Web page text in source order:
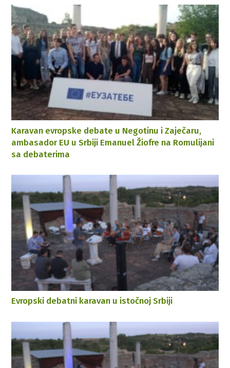
Karavan evropske debate u Negotinu i Zaječaru,
ambasador EU u Srbiji Emanuel Žiofre na Romulijani
sa debaterima
Evropski debatni karavan u istočnoj Srbiji